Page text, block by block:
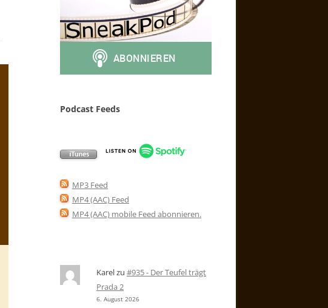
Podcast Feeds
MP3 Feed
MP4 (AAC) Feed
MP4 (AAC) mobile Feed abonnieren.
Karelzu #935 - Der Teufel trägt
Prada 2
6. August 2026